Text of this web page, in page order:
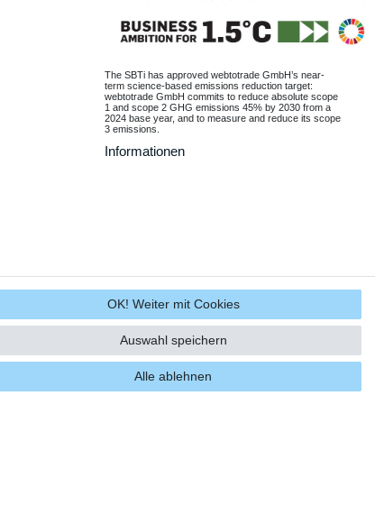
The SBTi has approved webtotrade GmbH’s near-
term science-based emissions reduction target:
webtotrade GmbH commits to reduce absolute scope
1 and scope 2 GHG emissions 45% by 2030 from a
2024 base year, and to measure and reduce its scope
3 emissions.
Informationen
OK! Weiter mit Cookies
Alle ablehnen
Auswahl speichern